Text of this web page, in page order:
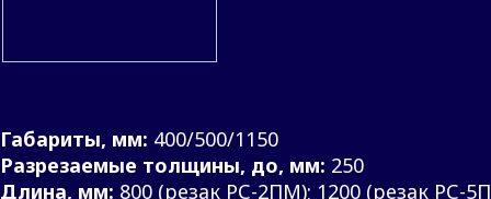
Габариты, мм: 400/500/1150
Разрезаемые толщины, до, мм: 250
Длина, мм: 800 (резак РС-2ПМ); 1200 (резак РС-